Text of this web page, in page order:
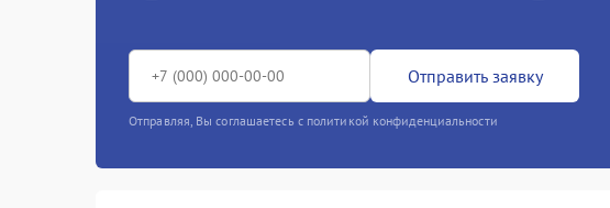
Отправить заявку
Отправляя, Вы соглашаетесь с политикой конфиденциальности